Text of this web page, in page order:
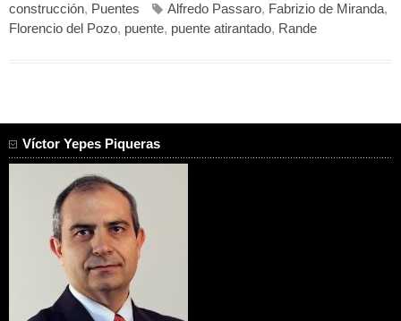
construcción, Puentes Alfredo Passaro, Fabrizio de Miranda,
Florencio del Pozo, puente, puente atirantado, Rande
Víctor Yepes Piqueras